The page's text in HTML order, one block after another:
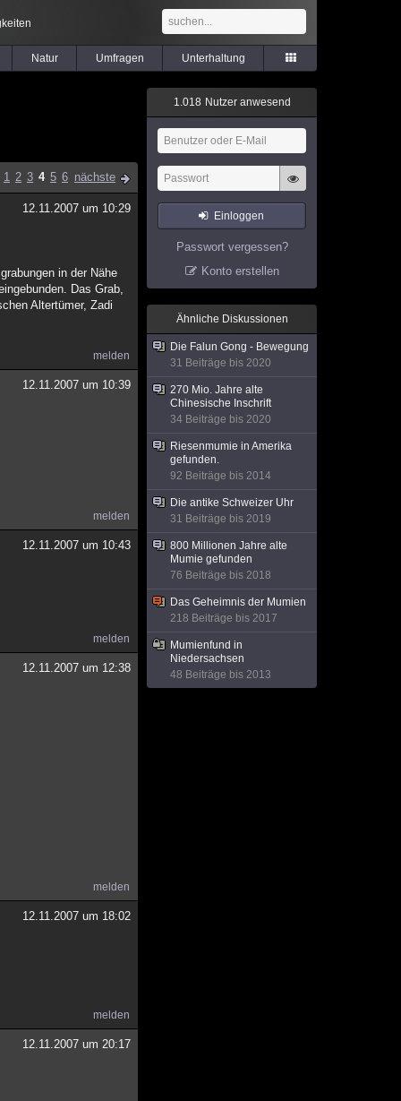
Natur Umfragen Unterhaltung
1 2 3 4 5 6 nächste
12.11.2007 um 10:29
in der Nähe
Das Grab,
Altertümer, Zadi
melden
12.11.2007 um 10:39
melden
12.11.2007 um 10:43
melden
12.11.2007 um 12:38
melden
12.11.2007 um 18:02
melden
12.11.2007 um 20:17
1.018 Nutzer anwesend
Einloggen
Passwort vergessen?
Konto erstellen
Ähnliche Diskussionen
Die Falun Gong - Bewegung
31 Beiträge bis 2020
270 Mio. Jahre alte
Chinesische Inschrift
34 Beiträge bis 2020
Riesenmumie in Amerika
gefunden.
92 Beiträge bis 2014
Die antike Schweizer Uhr
31 Beiträge bis 2019
800 Millionen Jahre alte
Mumie gefunden
76 Beiträge bis 2018
Das Geheimnis der Mumien
218 Beiträge bis 2017
Mumienfund in
Niedersachsen
48 Beiträge bis 2013